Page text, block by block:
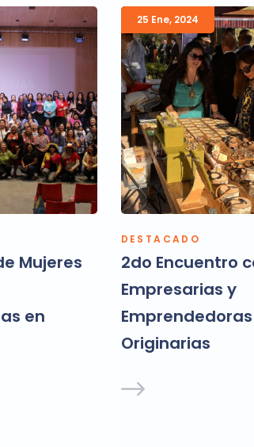
Mujeres
en
25 Ene, 2024
DESTACADO
2do Encuentro
Empresarias y
Originarias